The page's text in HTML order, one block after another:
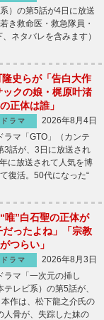
）の第5話が4日に放送
き救命医・救急隊員・
ネタバレを含みます）
隆史らが「告白大作
クの娘・梶原叶渚
正体は誰」
ドラマ
2026年8月4日
マ「GTO」（カンテ
3話が、3日に放送され
に放送されて人気を博
復活。50代になった“
唯”白石聖の正体が
ったよね」「宗教
つらい」
ドラマ
2026年8月3日
マ「一次元の挿し
レビ系）の第5話が、
作は、松下龍之介氏の
人骨が、失踪した妹の